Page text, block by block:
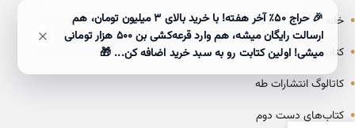
• خانه
• کتاب‌ها
• کاتالوگ انتشارات طه
• کتاب‌های دست دوم
🎉 حراج ۵۰٪ آخر هفته! با خرید بالای 3 میلیون تومان، هم
ارسالت رایگان میشه، هم وارد قرعه‌کشی بن ۵۰۰ هزار تومانی
میشی! اولین کتابت رو به سبد خرید اضافه کن... 🎁